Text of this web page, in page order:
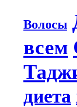
Волосы
всем
диета